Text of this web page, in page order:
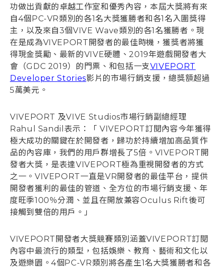
功做出貢獻的卓越工作室和優秀內容，本屆大獎將有來
自4個PC-VR類別的各1名大獎獲勝者和各1名入圍獎得
主，以及來自3個VIVE Wave類別的各1名獲勝者。現
在是成為VIVEPORT開發者的最佳時機，獲獎者將獲
得現金獎勵、最新的VIVE硬體、2019年遊戲開發者大
會（GDC 2019）的門票、和包括一支VIVEPORT
Developer Stories影片的市場行銷支援，總獎額超過
5萬美元。
VIVEPORT 及VIVE Studios市場行銷副總經理
Rahul Sandil表示：「 VIVEPORT訂閱內容今年獲得
極大成功的關鍵在於開發者，歸功於持續增加高品質作
品的內容庫，我們的用戶群增長了5倍。VIVEPORT開
發者大獎，是表達VIVEPORT極為重視開發者的方式
之一。VIVEPORT一直是VR開發者的最佳平台，提供
開發者獲利的最佳的管道、全方位的市場行銷支援、年
度旺季100％分潤、並且在開放兼容Oculus Rift後可
接觸到雙倍的用戶。」
VIVEPORT開發者大獎競賽類別涵蓋VIVEPORT訂閱
內容中最流行的類型，包括娛樂、教育、藝術和文化以
及遊樂園。4個PC-VR類別將各產生1名大獎獲勝者和各